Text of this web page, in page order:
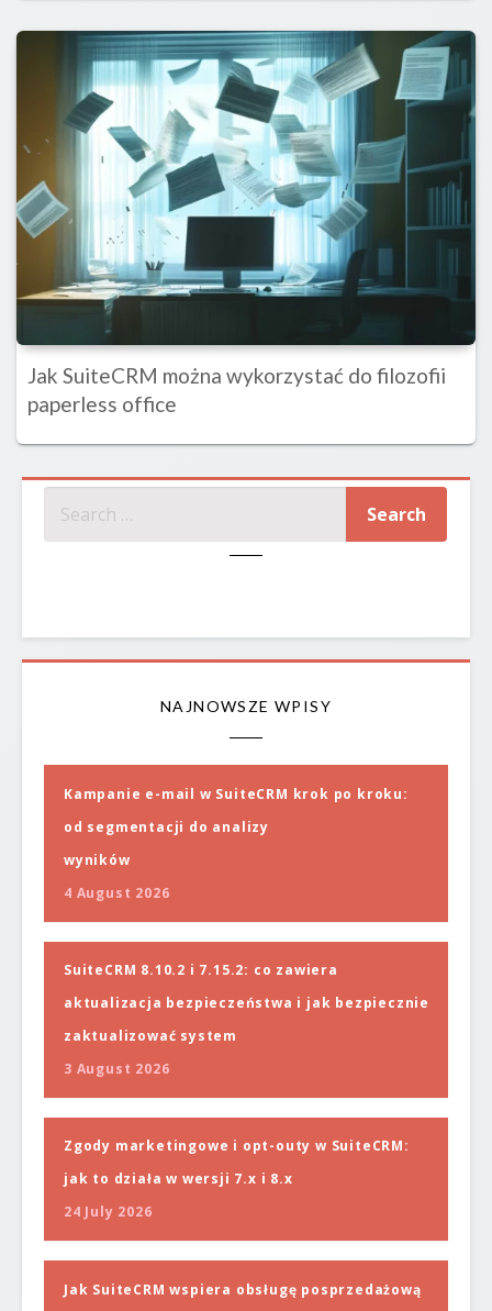
Jak SuiteCRM można wykorzystać do filozofii
paperless office
NAJNOWSZE WPISY
Kampanie e-mail w SuiteCRM krok po kroku:
od segmentacji do analizy
wyników
4 August 2026
SuiteCRM 8.10.2 i 7.15.2: co zawiera
aktualizacja bezpieczeństwa i jak bezpiecznie
zaktualizować system
3 August 2026
Zgody marketingowe i opt-outy w SuiteCRM:
jak to działa w wersji 7.x i 8.x
24 July 2026
Jak SuiteCRM wspiera obsługę posprzedażową